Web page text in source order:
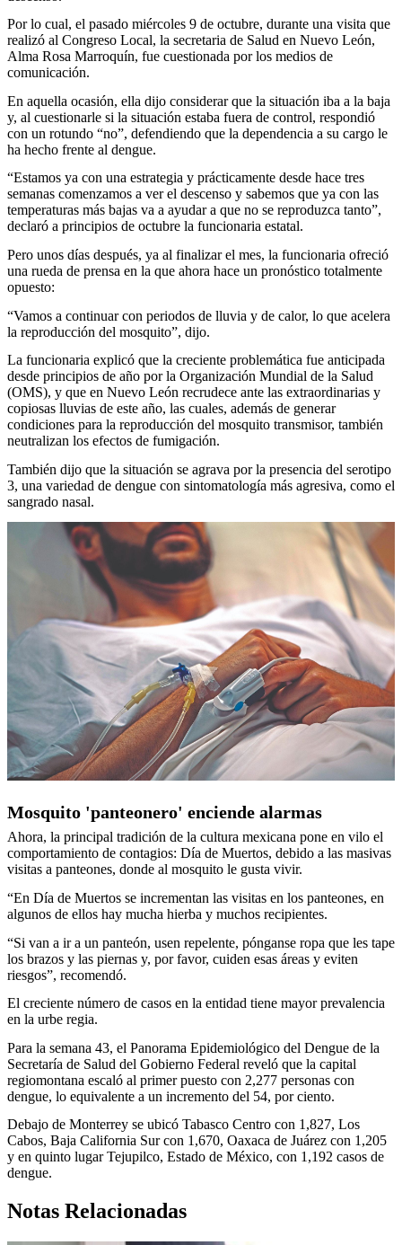
Por lo cual, el pasado miércoles 9 de octubre, durante una visita que
realizó al Congreso Local, la secretaria de Salud en Nuevo León,
Alma Rosa Marroquín, fue cuestionada por los medios de
comunicación.
En aquella ocasión, ella dijo considerar que la situación iba a la baja
y, al cuestionarle si la situación estaba fuera de control, respondió
con un rotundo “no”, defendiendo que la dependencia a su cargo le
ha hecho frente al dengue.
“Estamos ya con una estrategia y prácticamente desde hace tres
semanas comenzamos a ver el descenso y sabemos que ya con las
temperaturas más bajas va a ayudar a que no se reproduzca tanto”,
declaró a principios de octubre la funcionaria estatal.
Pero unos días después, ya al finalizar el mes, la funcionaria ofreció
una rueda de prensa en la que ahora hace un pronóstico totalmente
opuesto:
“Vamos a continuar con periodos de lluvia y de calor, lo que acelera
la reproducción del mosquito”, dijo.
La funcionaria explicó que la creciente problemática fue anticipada
desde principios de año por la Organización Mundial de la Salud
(OMS), y que en Nuevo León recrudece ante las extraordinarias y
copiosas lluvias de este año, las cuales, además de generar
condiciones para la reproducción del mosquito transmisor, también
neutralizan los efectos de fumigación.
También dijo que la situación se agrava por la presencia del serotipo
3, una variedad de dengue con sintomatología más agresiva, como el
sangrado nasal.
Mosquito 'panteonero' enciende alarmas
Ahora, la principal tradición de la cultura mexicana pone en vilo el
comportamiento de contagios: Día de Muertos, debido a las masivas
visitas a panteones, donde al mosquito le gusta vivir.
“En Día de Muertos se incrementan las visitas en los panteones, en
algunos de ellos hay mucha hierba y muchos recipientes.
“Si van a ir a un panteón, usen repelente, pónganse ropa que les tape
los brazos y las piernas y, por favor, cuiden esas áreas y eviten
riesgos”, recomendó.
El creciente número de casos en la entidad tiene mayor prevalencia
en la urbe regia.
Para la semana 43, el Panorama Epidemiológico del Dengue de la
Secretaría de Salud del Gobierno Federal reveló que la capital
regiomontana escaló al primer puesto con 2,277 personas con
dengue, lo equivalente a un incremento del 54, por ciento.
Debajo de Monterrey se ubicó Tabasco Centro con 1,827, Los
Cabos, Baja California Sur con 1,670, Oaxaca de Juárez con 1,205
y en quinto lugar Tejupilco, Estado de México, con 1,192 casos de
dengue.
Notas Relacionadas